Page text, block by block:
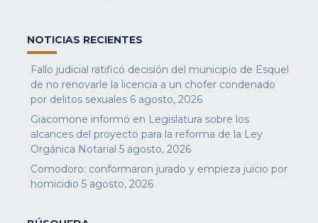
NOTICIAS RECIENTES
Fallo judicial ratificó decisión del municipio de Esquel
de no renovarle la licencia a un chofer condenado
por delitos sexuales 6 agosto, 2026
Giacomone informó en Legislatura sobre los
alcances del proyecto para la reforma de la Ley
Orgánica Notarial 5 agosto, 2026
Comodoro: conformaron jurado y empieza juicio por
homicidio 5 agosto, 2026